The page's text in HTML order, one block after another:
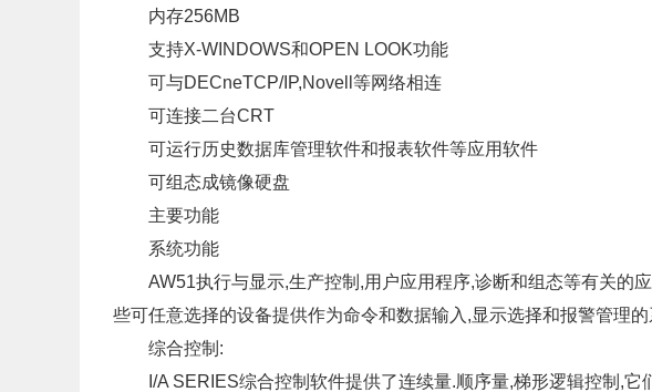
内存256MB
支持X-WINDOWS和OPEN LOOK功能
可与DECneTCP/IP,Novell等网络相连
可连接二台CRT
可运行历史数据库管理软件和报表软件等应用软件
可组态成镜像硬盘
主要功能
系统功能
AW51执行与显示,生产控制,用户应用程序,诊断和组态等有关的
些可任意选择的设备提供作为命令和数据输入,显示选择和报警管理的
综合控制:
I/A SERIES综合控制软件提供了连续量.顺序量,梯形逻辑控制,它